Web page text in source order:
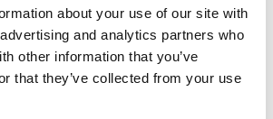
about your use of our site with
and analytics partners who
other information that you’ve
that they’ve collected from your use
Maastricht Aachen Airport,
Nederland, General Aviation,